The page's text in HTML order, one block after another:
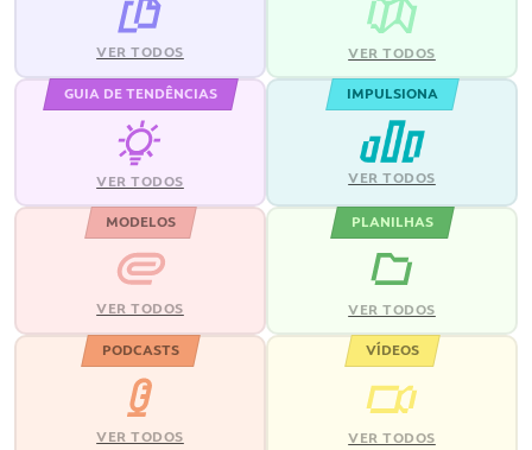
VER TODOS VER TODOS
GUIA DE TENDÊNCIAS
VER TODOS
IMPULSIONA
VER TODOS
MODELOS
VER TODOS
PLANILHAS
VER TODOS
PODCASTS
VER TODOS
VÍDEOS
VER TODOS